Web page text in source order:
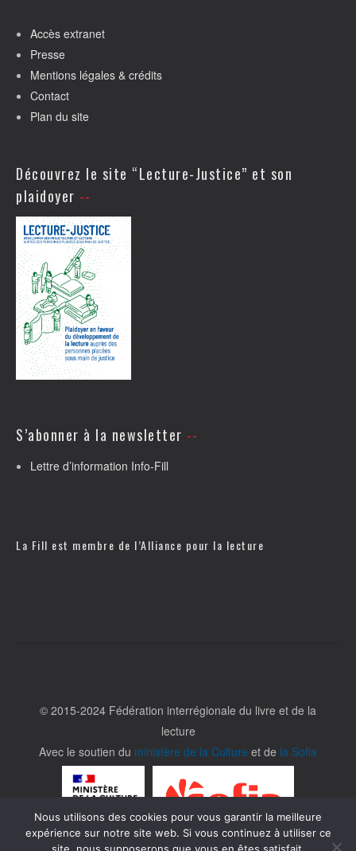
Accès extranet
Presse
Mentions légales & crédits
Contact
Plan du site
Découvrez le site “Lecture-Justice” et son
plaidoyer
S’abonner à la newsletter
Lettre d’information Info-Fill
La Fill est membre de l’Alliance pour la lecture
© 2015-2024 Fédération interrégionale du livre et de la
lecture
Avec le soutien du ministère de la Culture et de la Sofia
Nous utilisons des cookies pour vous garantir la meilleure
expérience sur notre site web. Si vous continuez à utiliser ce